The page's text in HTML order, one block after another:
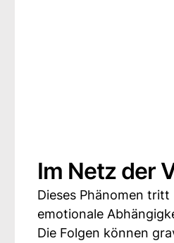
Im Netz der
Dieses Phänomen
emotionale
Die Folgen können